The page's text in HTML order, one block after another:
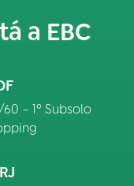
a EBC
– 1º Subsolo